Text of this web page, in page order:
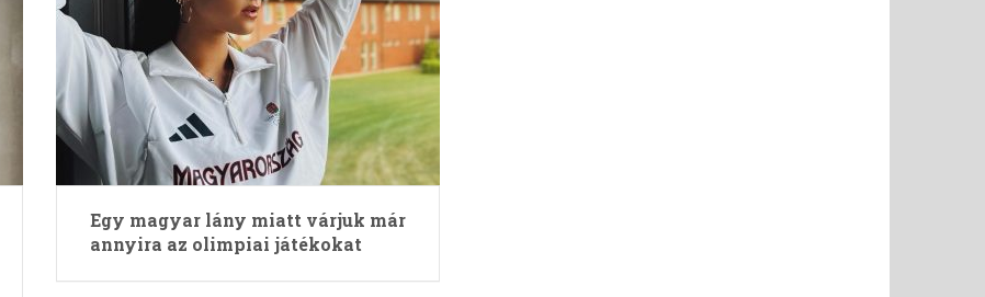
Egy magyar lány miatt várjuk már
annyira az olimpiai játékokat